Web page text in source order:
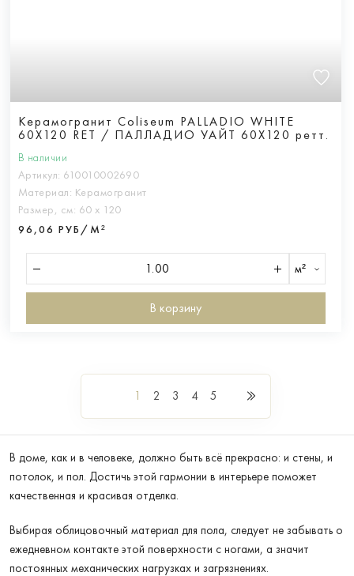
Керамогранит Coliseum PALLADIO WHITE
60X120 RET / ПАЛЛАДИО УАЙТ 60Х120 ретт.
В наличии
Артикул: 610010002690
Материал: Керамогранит
Размер, см: 60 х 120
96,06 РУБ/М²
м²
В корзину
1 2 3 4 5
В доме, как и в человеке, должно быть всё прекрасно: и стены, и
потолок, и пол. Достичь этой гармонии в интерьере поможет
качественная и красивая отделка.
Выбирая облицовочный материал для пола, следует не забывать о
ежедневном контакте этой поверхности с ногами, а значит
постоянных механических нагрузках и загрязнениях.